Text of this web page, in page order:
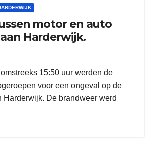
motor en auto
Harderwijk.
15:50 uur werden de
voor een ongeval op de
Harderwijk. De brandweer werd